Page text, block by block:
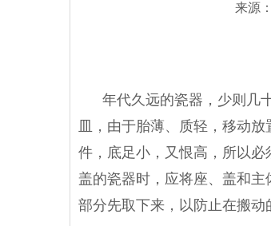
来源
年代久远的瓷器，少则几十
皿，由于胎薄、质轻，移动
件，底足小，又恨高，所以
盖的瓷器时，应将座、盖和
部分先取下来，以防止在搬动